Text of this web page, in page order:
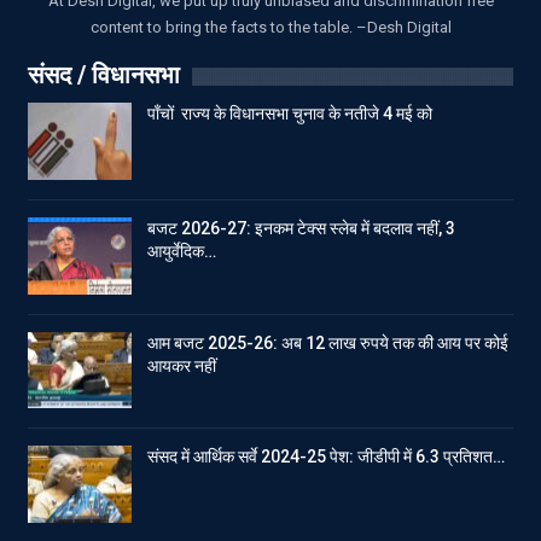
content to bring the facts to the table. –Desh Digital
संसद / विधानसभा
पाँचों राज्य के विधानसभा चुनाव के नतीजे 4 मई को
बजट 2026-27: इनकम टेक्स स्लेब में बदलाव नहीं, 3
आयुर्वेदिक…
आम बजट 2025-26: अब 12 लाख रुपये तक की आय पर कोई
आयकर नहीं
संसद में आर्थिक सर्वे 2024-25 पेश: जीडीपी में 6.3 प्रतिशत…